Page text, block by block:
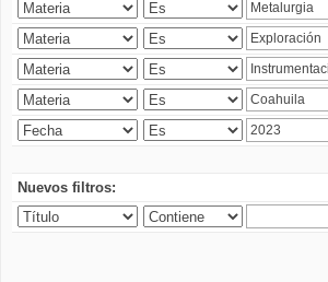
Nuevos filtros: